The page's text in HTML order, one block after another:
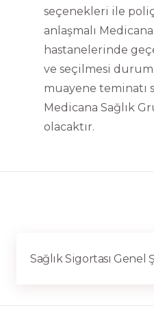
seçenekleri ile
anlaşmalı
hastanelerinde
ve seçilmesi
muayene teminatı
Medicana Sağlık
olacaktır.
Sağlık Sigortası Genel